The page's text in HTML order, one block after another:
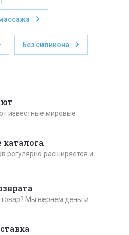
Без силикона
известные мировые
каталога
регулярно расширяется и
Мы вернем деньги